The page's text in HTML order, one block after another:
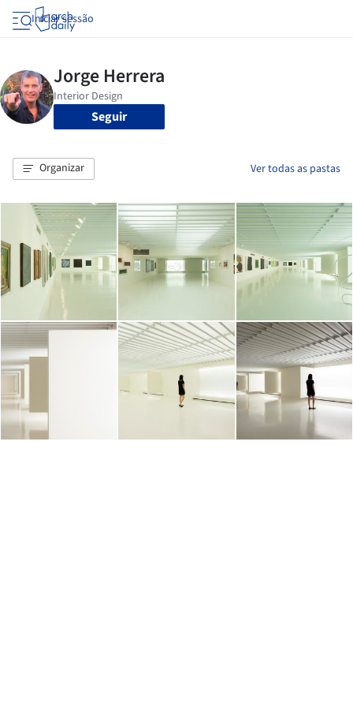
Iniciar sessão
Seguir
Organizar Ver todas as pastas